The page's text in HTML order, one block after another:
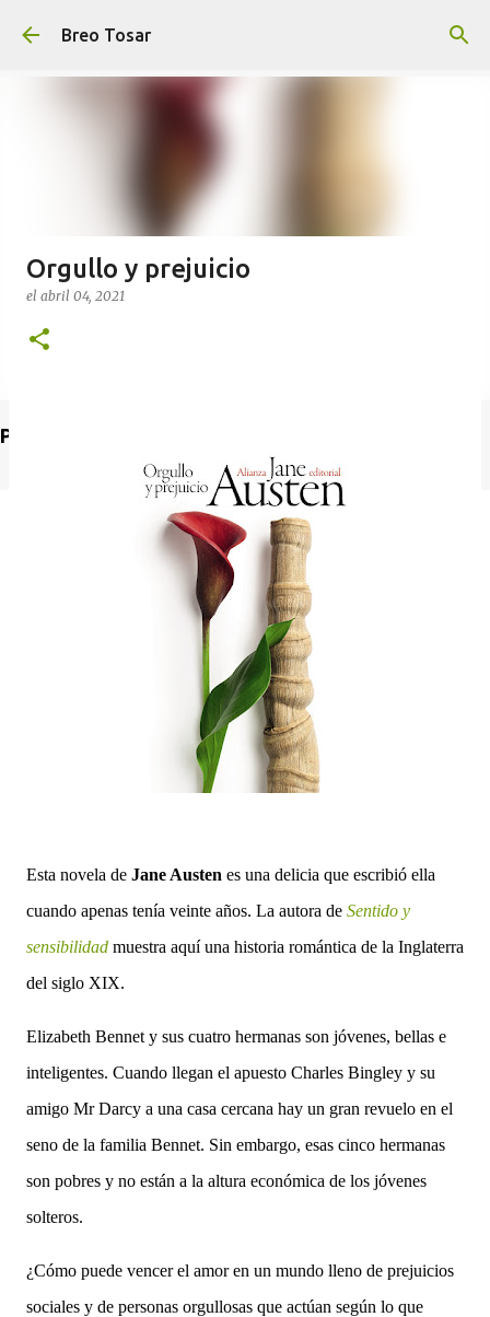
Breo Tosar
Poet's Abbey (Blog de lecturas)
Orgullo y prejuicio
el abril 04, 2021
Esta novela de Jane Austen es una delicia que escribió ella
cuando apenas tenía veinte años. La autora de Sentido y
sensibilidad muestra aquí una historia romántica de la Inglaterra
del siglo XIX.
Elizabeth Bennet y sus cuatro hermanas son jóvenes, bellas e
inteligentes. Cuando llegan el apuesto Charles Bingley y su
amigo Mr Darcy a una casa cercana hay un gran revuelo en el
seno de la familia Bennet. Sin embargo, esas cinco hermanas
son pobres y no están a la altura económica de los jóvenes
solteros.
¿Cómo puede vencer el amor en un mundo lleno de prejuicios
sociales y de personas orgullosas que actúan según lo que